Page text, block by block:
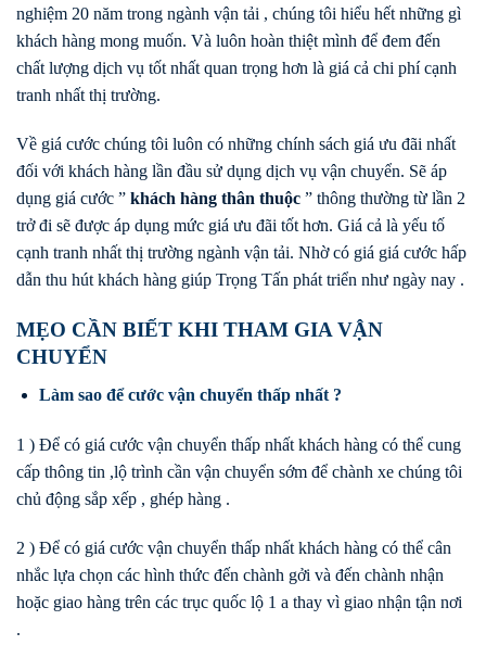
nghiệm 20 năm trong ngành vận tải , chúng tôi hiểu hết những gì
khách hàng mong muốn. Và luôn hoàn thiệt mình để đem đến
chất lượng dịch vụ tốt nhất quan trọng hơn là giá cả chi phí cạnh
tranh nhất thị trường.
Về giá cước chúng tôi luôn có những chính sách giá ưu đãi nhất
đối với khách hàng lần đầu sử dụng dịch vụ vận chuyển. Sẽ áp
dụng giá cước ” khách hàng thân thuộc ” thông thường từ lần 2
trở đi sẽ được áp dụng mức giá ưu đãi tốt hơn. Giá cả là yếu tố
cạnh tranh nhất thị trường ngành vận tải. Nhờ có giá giá cước hấp
dẫn thu hút khách hàng giúp Trọng Tấn phát triển như ngày nay .
MẸO CẦN BIẾT KHI THAM GIA VẬN
CHUYỂN
Làm sao để cước vận chuyển thấp nhất ?
1 ) Để có giá cước vận chuyển thấp nhất khách hàng có thể cung
cấp thông tin ,lộ trình cần vận chuyển sớm để chành xe chúng tôi
chủ động sắp xếp , ghép hàng .
2 ) Để có giá cước vận chuyển thấp nhất khách hàng có thể cân
nhắc lựa chọn các hình thức đến chành gởi và đến chành nhận
hoặc giao hàng trên các trục quốc lộ 1 a thay vì giao nhận tận nơi
.